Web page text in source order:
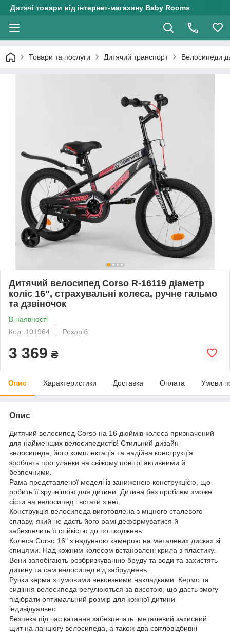
Дитячі товари від інтернет-магазину Baby Rooms
Товари та послуги Дитячий транспорт Велосипеди
Дитячий велосипед Corso R-16119 діаметр
коліс 16", страхувальні колеса, ручне гальмо
та дзвіночок
В наявності
Код: 101964
Роздріб
3 369 ₴
Опис Характеристики Доставка Оплата Умови
Опис
Дитячий велосипед Corso на 16 дюймів колеса призначений
для найменших велосипедистів! Стильний дизайн
велосипеда, його комплектація та надійна конструкція
зроблять прогулянки на свіжому повітрі активними й
безпечними.
Рама представленої моделі із заниженою конструкцією, що
робить її зручнішою для дитини. Дитина без проблем зможе
сісти на велосипед і встати з неї.
Конструкція велосипеда виготовлена з міцного сталевого
сплаву, який не дасть його рамі деформуватися й
забезпечить її стійкістю до пошкоджень.
Колеса Corso 16" з надувною камерою на металевих дисках зі
спицями. Над кожним колесом встановлені крила з пластику.
Вони запобігають розбризкуванню бруду та води та захистять
дитину та сам велосипед від забруднень.
Ручки керма з гумовими нековзними накладками. Кермо та
сидіння велосипеда регулюються за висотою, що дасть змогу
підібрати оптимальний розмір для кожної дитини
індивідуально.
Безпека під час катання забезпечать: металевий захисний
щит на ланцюгу велосипеда, а також два світловідбивні